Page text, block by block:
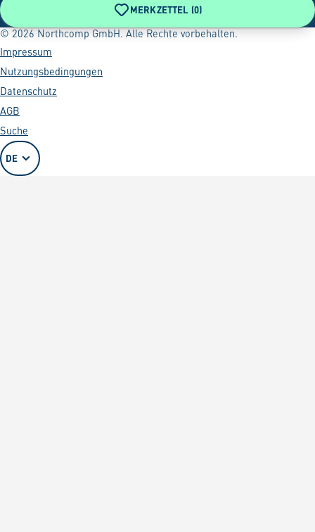
MERKZETTEL (0)
© 2026 Northcomp GmbH. Alle Rechte vorbehalten.
Impressum
Nutzungsbedingungen
Datenschutz
AGB
Suche
DE